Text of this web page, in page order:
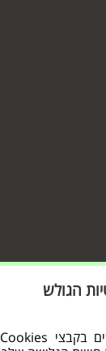
הגולש